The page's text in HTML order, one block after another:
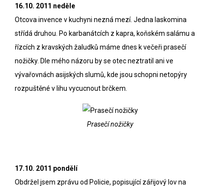
16.10. 2011 neděle
Otcova invence v kuchyni nezná mezí. Jedna laskomina
střídá druhou. Po karbanátcích z kapra, koňském salámu a
řízcích z kravských žaludků máme dnes k večeři prasečí
nožičky. Dle mého názoru by se otec neztratil ani ve
vývařovnách asijských slumů, kde jsou schopni netopýry
rozpuštěné v lihu vycucnout brčkem.
Prasečí nožičky
17.10. 2011 pondělí
Obdržel jsem zprávu od Policie, popisující zářijový lov na